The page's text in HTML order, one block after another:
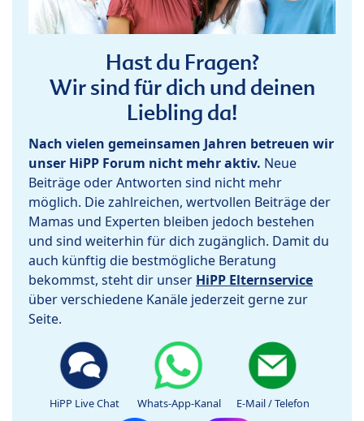
Hast du Fragen?
Wir sind für dich und deinen
Liebling da!
Nach vielen gemeinsamen Jahren betreuen wir
unser HiPP Forum nicht mehr aktiv. Neue
Beiträge oder Antworten sind nicht mehr
möglich. Die zahlreichen, wertvollen Beiträge der
Mamas und Experten bleiben jedoch bestehen
und sind weiterhin für dich zugänglich. Damit du
auch künftig die bestmögliche Beratung
bekommst, steht dir unser HiPP Elternservice
über verschiedene Kanäle jederzeit gerne zur
Seite.
HiPP Live Chat Whats-App-Kanal E-Mail / Telefon